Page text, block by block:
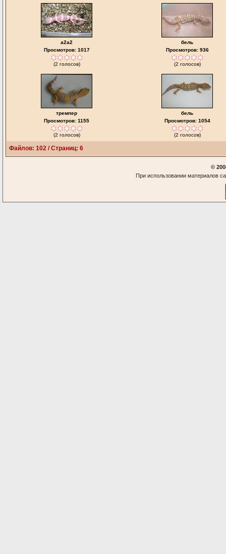
a2a2
Просмотров: 1017
(2 голосов)
бель
Просмотров: 936
(2 голосов)
тремпер
Просмотров: 1155
(2 голосов)
бель
Просмотров: 1054
(2 голосов)
Файлов: 102 / Страниц: 6
©
При использовании материалов